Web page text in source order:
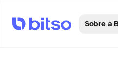
Sobre a